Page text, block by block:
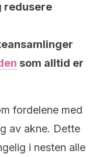
redusere
som alltid er
fordelene med
av akne. Dette
i nesten alle